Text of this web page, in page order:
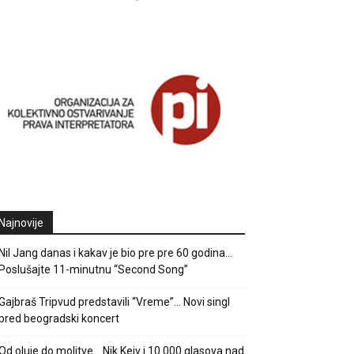
Najnovije
Nil Jang danas i kakav je bio pre pre 60 godina…
Poslušajte 11-minutnu “Second Song”
Tripvud predstavili “Vreme”… Novi singl
beogradski koncert
oluje do molitve… Nik Kejv i 10.000 glasova nad